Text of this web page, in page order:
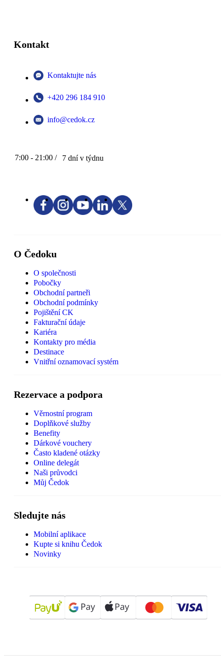
Kontakt
Kontaktujte nás
+420 296 184 910
info@cedok.cz
7:00 - 21:00 / 7 dní v týdnu
O Čedoku
O společnosti
Pobočky
Obchodní partneři
Obchodní podmínky
Pojištění CK
Fakturační údaje
Kariéra
Kontakty pro média
Destinace
Vnitřní oznamovací systém
Rezervace a podpora
Věrnostní program
Doplňkové služby
Benefity
Dárkové vouchery
Často kladené otázky
Online delegát
Naši průvodci
Můj Čedok
Sledujte nás
Mobilní aplikace
Kupte si knihu Čedok
Novinky